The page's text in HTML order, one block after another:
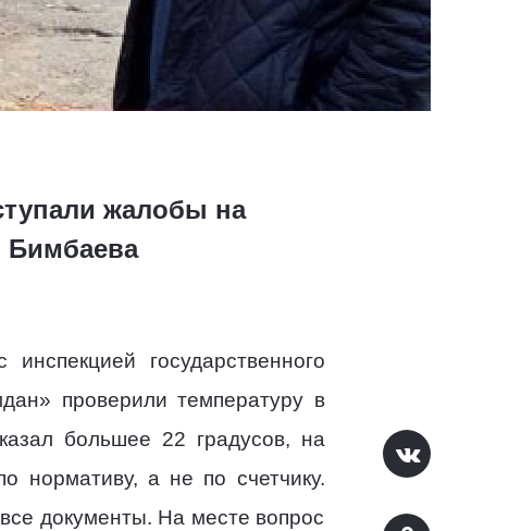
жалобы на
Бимбаева
инспекцией государственного
проверили температуру в
большее 22 градусов, на
нормативу, а не по счетчику.
документы. На месте вопрос